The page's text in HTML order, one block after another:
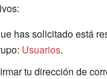
has solicitado está
Usuarios.
tu dirección de